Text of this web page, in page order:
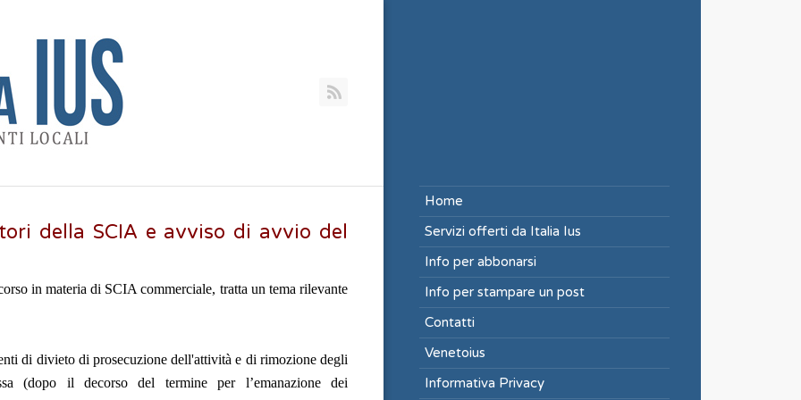
della SCIA e avviso di avvio del
in materia di SCIA commerciale, tratta un tema rilevante
di divieto di prosecuzione dell'attività e di rimozione degli
(dopo il decorso del termine per l’emanazione dei
Home
Servizi offerti da Italia Ius
Info per abbonarsi
Info per stampare un post
Contatti
Venetoius
Informativa Privacy